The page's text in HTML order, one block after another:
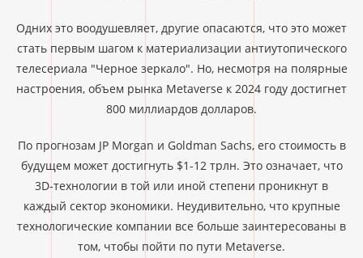
Одних это воодушевляет, другие опасаются, что это может
стать первым шагом к материализации антиутопического
телесериала "Черное зеркало". Но, несмотря на полярные
настроения, объем рынка Metaverse к 2024 году достигнет
800 миллиардов долларов.
По прогнозам JP Morgan и Goldman Sachs, его стоимость в
будущем может достигнуть $1-12 трлн. Это означает, что
3D-технологии в той или иной степени проникнут в
каждый сектор экономики. Неудивительно, что крупные
технологические компании все больше заинтересованы в
том, чтобы пойти по пути Metaverse.